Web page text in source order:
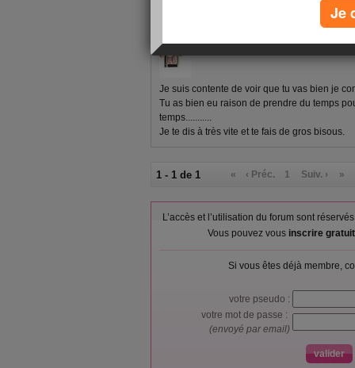
Je suis contente de voir que tu vas bien je
Tu as bien eu raison de prendre du temps
temps...........
Je te dis à très vite et te fais de gros bisous.
1 - 1 de 1 « ‹ Préc. 1 Suiv. › »
L’accès et l’utilisation du forum sont
Vous pouvez vous inscrire
Si vous êtes déjà membre,
votre pseudo :
votre mot de passe :
(envoyé par email)
Je